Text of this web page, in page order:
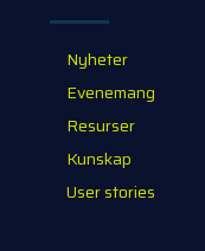
Nyheter
Evenemang
Resurser
Kunskap
User stories